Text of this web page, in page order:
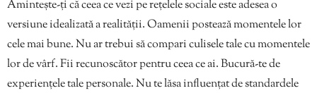
Amintește-ți că ceea ce vezi pe rețelele sociale este adesea o
versiune idealizată a realității. Oamenii postează momentele lor
cele mai bune. Nu ar trebui să compari culisele tale cu momentele
lor de vârf. Fii recunoscător pentru ceea ce ai. Bucură-te de
experiențele tale personale. Nu te lăsa influențat de standardele